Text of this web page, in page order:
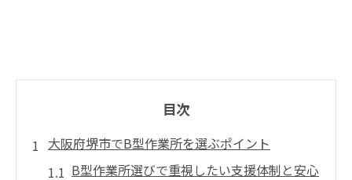
目次
大阪府堺市でB型作業所を選ぶポイント
B型作業所選びで重視したい支援体制と安心